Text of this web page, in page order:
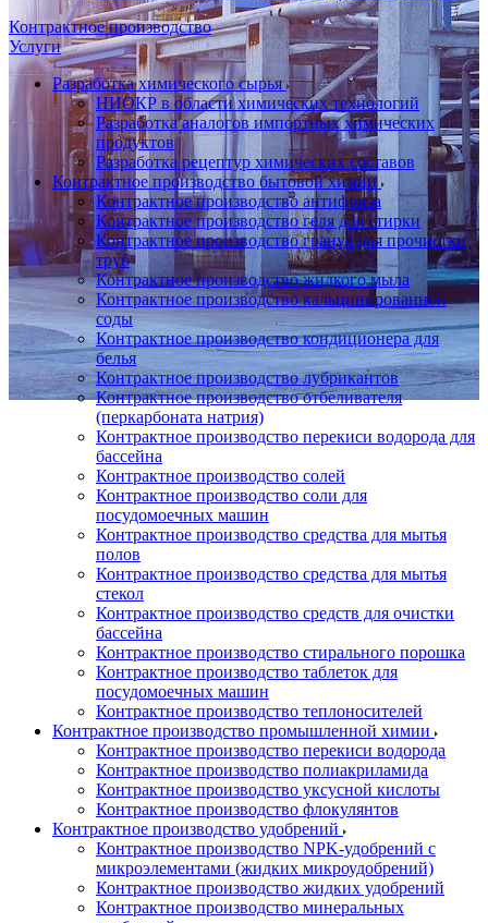
Контрактное производство
Услуги
Разработка химического сырья
НИОКР в области химических технологий
Разработка аналогов импортных химических
продуктов
Разработка рецептур химических составов
Контрактное производство бытовой химии
Контрактное производство антифриза
Контрактное производство геля для стирки
Контрактное производство гранул для прочистки
труб
Контрактное производство жидкого мыла
Контрактное производство кальцинированной
соды
Контрактное производство кондиционера для
белья
Контрактное производство лубрикантов
Контрактное производство отбеливателя
(перкарбоната натрия)
Контрактное производство перекиси водорода для
бассейна
Контрактное производство солей
Контрактное производство соли для
посудомоечных машин
Контрактное производство средства для мытья
полов
Контрактное производство средства для мытья
стекол
Контрактное производство средств для очистки
бассейна
Контрактное производство стирального порошка
Контрактное производство таблеток для
посудомоечных машин
Контрактное производство теплоносителей
Контрактное производство промышленной химии
Контрактное производство перекиси водорода
Контрактное производство полиакриламида
Контрактное производство уксусной кислоты
Контрактное производство флокулянтов
Контрактное производство удобрений
Контрактное производство NPK-удобрений с
микроэлементами (жидких микроудобрений)
Контрактное производство жидких удобрений
Контрактное производство минеральных